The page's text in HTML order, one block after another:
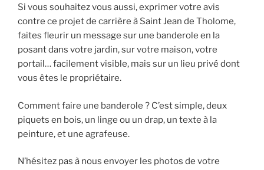
Si vous souhaitez vous aussi, exprimer votre avis
contre ce projet de carrière à Saint Jean de Tholome,
faites fleurir un message sur une banderole en la
posant dans votre jardin, sur votre maison, votre
portail… facilement visible, mais sur un lieu privé dont
vous êtes le propriétaire.
Comment faire une banderole ? C’est simple, deux
piquets en bois, un linge ou un drap, un texte à la
peinture, et une agrafeuse.
N’hésitez pas à nous envoyer les photos de votre